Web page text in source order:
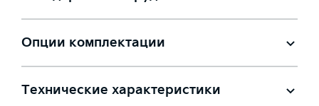
Опции комплектации
Технические характеристики